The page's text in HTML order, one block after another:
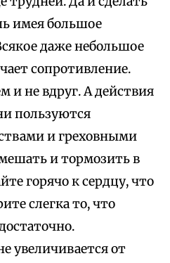
имея большое
даже небольшое
сопротивление.
и не вдруг. А действия
пользуются
и греховными
и тормозить в
горячо к сердцу, что
слегка то, что
увеличивается от